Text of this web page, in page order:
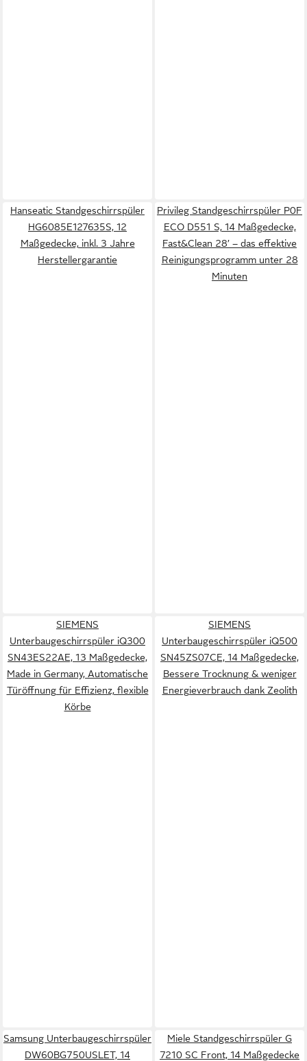
Hanseatic Standgeschirrspüler
HG6085E127635S, 12
Maßgedecke, inkl. 3 Jahre
Herstellergarantie
Privileg Standgeschirrspüler P0F
ECO D551 S, 14 Maßgedecke,
Fast&Clean 28’ – das effektive
Reinigungsprogramm unter 28
Minuten
SIEMENS
Unterbaugeschirrspüler iQ300
SN43ES22AE, 13 Maßgedecke,
Made in Germany, Automatische
Türöffnung für Effizienz, flexible
Körbe
SIEMENS
Unterbaugeschirrspüler iQ500
SN45ZS07CE, 14 Maßgedecke,
Bessere Trocknung & weniger
Energieverbrauch dank Zeolith
Samsung Unterbaugeschirrspüler
DW60BG750USLET, 14
Miele Standgeschirrspüler G
7210 SC Front, 14 Maßgedecke